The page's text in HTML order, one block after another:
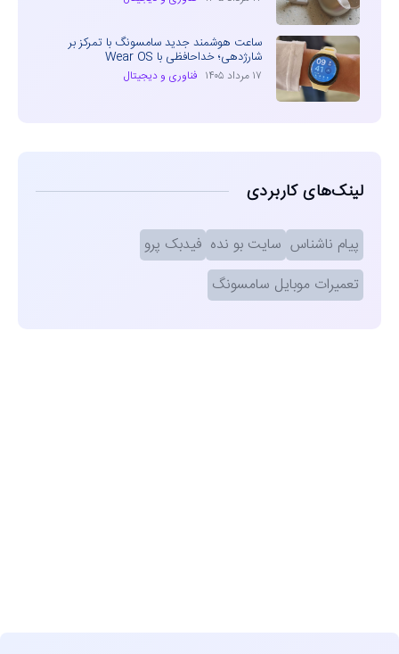
ساعت هوشمند جدید سامسونگ با تمرکز بر
شارژدهی؛ خداحافظی با Wear OS
۱۷ مرداد ۱۴۰۵ فناوری و دیجیتال
لینک‌های کاربردی
پیام ناشناس سایت بو نده فیدبک پرو
تعمیرات موبایل سامسونگ